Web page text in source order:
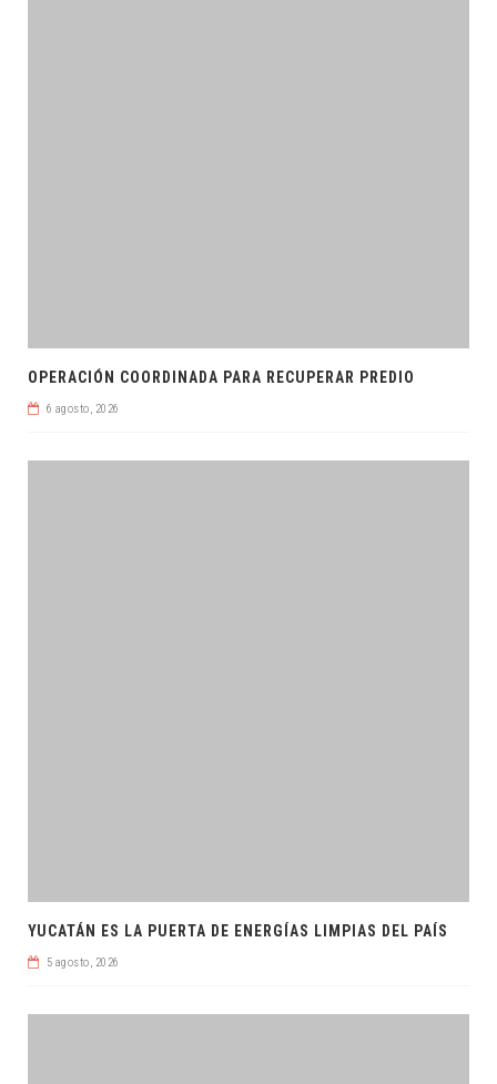
OPERACIÓN COORDINADA PARA RECUPERAR PREDIO
6 agosto, 2026
YUCATÁN ES LA PUERTA DE ENERGÍAS LIMPIAS DEL PAÍS
5 agosto, 2026